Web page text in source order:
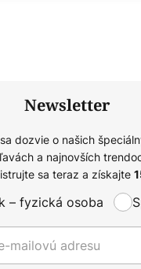
Newsletter
dozvie o našich
a najnovších
sa teraz a získajte
– fyzická osoba